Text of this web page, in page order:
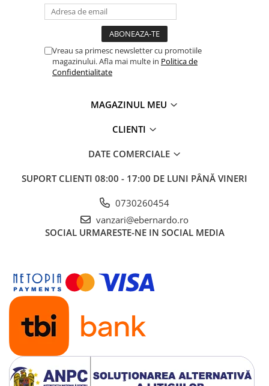
Masini de slefuit cutite de gravat
Masini de tesit
Masini pentru slefuit tevi
Masini universale de ascutit
Masini pneumatice de filetat
Exhaustor pentru aschii metal
Masini de gaurit cu talpa
Instalatii de spalare a pieselor
Accesorii prelucrare metal
Falci pentru 3 bacuri PS3/ PO3
Falci pentru 4 bacuri PS4/ PO4
Flanșă
Fălcile pentru 3-bacuri DK11
Fălcile pentru 4-bacuri DK12
Mandrine independente
Mandrină cu 3 fălci din fontă
Mandrină cu 3 fălci din otel
Vreau sa primesc newsletter cu promotiile
magazinului. Afla mai multe in Politica de
Confidentialitate
MAGAZINUL MEU
CLIENTI
DATE COMERCIALE
SUPORT CLIENTI 08:00 - 17:00 DE LUNI PÂNĂ VINERI
0730260454
vanzari@ebernardo.ro
SOCIAL URMARESTE-NE IN SOCIAL MEDIA